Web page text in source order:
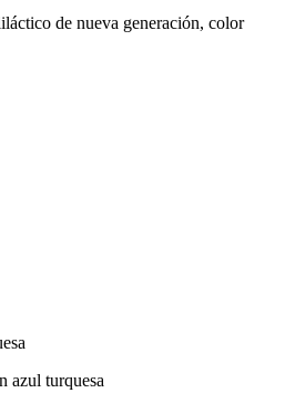
de nueva generación, color
azul turquesa